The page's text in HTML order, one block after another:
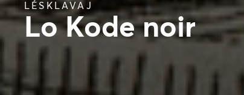
LÉSKLAVAJ
Lo Kode noir